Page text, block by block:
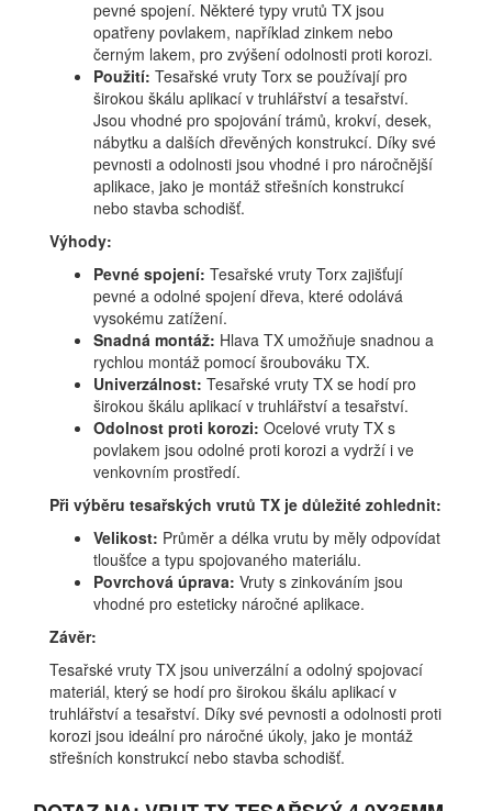
pevné spojení. Některé typy vrutů TX jsou
opatřeny povlakem, například zinkem nebo
černým lakem, pro zvýšení odolnosti proti korozi.
Použití: Tesařské vruty Torx se používají pro
širokou škálu aplikací v truhlářství a tesařství.
Jsou vhodné pro spojování trámů, krokví, desek,
nábytku a dalších dřevěných konstrukcí. Díky své
pevnosti a odolnosti jsou vhodné i pro náročnější
aplikace, jako je montáž střešních konstrukcí
nebo stavba schodišť.
Výhody:
Pevné spojení: Tesařské vruty Torx zajišťují
pevné a odolné spojení dřeva, které odolává
vysokému zatížení.
Snadná montáž: Hlava TX umožňuje snadnou a
rychlou montáž pomocí šroubováku TX.
Univerzálnost: Tesařské vruty TX se hodí pro
širokou škálu aplikací v truhlářství a tesařství.
Odolnost proti korozi: Ocelové vruty TX s
povlakem jsou odolné proti korozi a vydrží i ve
venkovním prostředí.
Při výběru tesařských vrutů TX je důležité zohlednit:
Velikost: Průměr a délka vrutu by měly odpovídat
tloušťce a typu spojovaného materiálu.
Povrchová úprava: Vruty s zinkováním jsou
vhodné pro esteticky náročné aplikace.
Závěr:
Tesařské vruty TX jsou univerzální a odolný spojovací
materiál, který se hodí pro širokou škálu aplikací v
truhlářství a tesařství. Díky své pevnosti a odolnosti proti
korozi jsou ideální pro náročné úkoly, jako je montáž
střešních konstrukcí nebo stavba schodišť.